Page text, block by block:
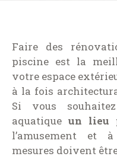
Faire des
piscine est la
votre espace
à la fois
Si vous
aquatique un lieu
l’amusement et
mesures doivent